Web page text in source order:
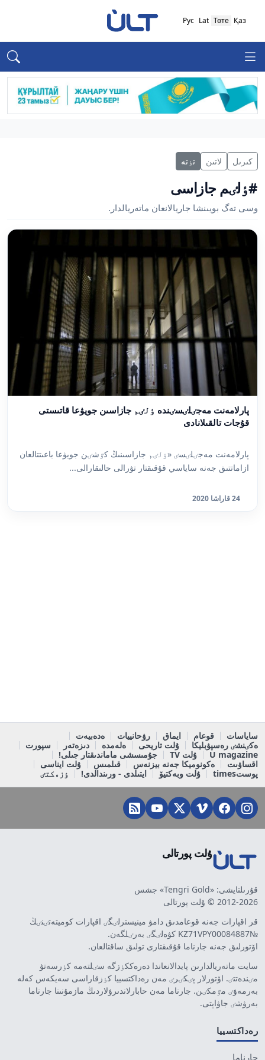
Қаз
Төте
Lat
Рус
كىرىل لاتىن تٶتە
#ٶلٸم جازاسى
وسى تەگ بويىنشا جاريالانعان ماتەريالدار.
پارلامەنت مەجٸلٸسٸندە ٶلٸم جازاسىن جويۋعا قاتىستى
قۇجات تالقىلانادى
پارلامەنت مەجٸلٸسٸ «ٶلٸم جازاسىنىڭ كٷشٸن جويۋعا باعىتتالعان
ازاماتتىق جەنە ساياسي قۇقىقتار تۋرالى حالىقارالى...
24 قاراشا 2020
ساياسات قوعام ايماق رۋحانييات
ەدەبيەت
ەكٸنشٸ رەسپۋبليكا
ۇلت تاريحى ەلەمدە دىزەتەر
سپورت
U magazine
ۇلت TV
جۇمىسشى ماماندىقتار جىلى!
اقساۋىت
ەكونوميكا جەنە بيزنەس قىلمىس
ۇلت ايناسى
پوستtimes
ۇلت وبەكتيۆ ايتىلدى - ورىندالدى! ٶزەكتٸ
ۇلت پورتالى
قۇرىلتايشى: «Tengri Gold» جشس
2012-2026 © ۇلت پورتالى
قر اقپارات جەنە قوعامدىق دامۋ مينيسترلٸگٸ اقپارات كوميتەتٸنٸڭ
№KZ71VPY00084887 كۋەلٸگٸ بەرٸلگەن.
اۆتورلىق جەنە جارناما قۇقىقتارى تولىق ساقتالعان.
سايت ماتەريالدارىن پايدالانعاندا دەرەككٶزگە سٸلتەمە كٶرسەتۋ
مٸندەتتٸ. اۆتورلار پٸكٸرٸ مەن رەداكتسييا كٶزقاراسى سەيكەس كەلە
بەرمەۋٸ مٷمكٸن. جارناما مەن حابارلاندىرۋلاردىڭ مازمۇنىنا جارناما
بەرۋشٸ جاۋاپتى.
رەداكتسييا
جارناما